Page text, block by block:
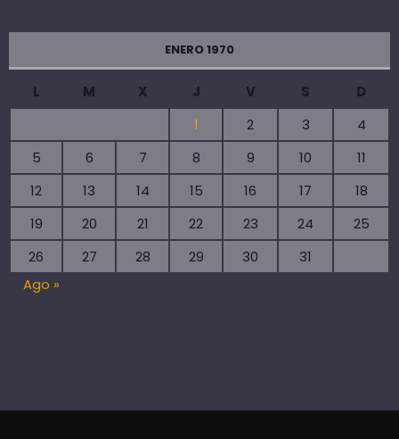
ENERO 1970
L M X J V S
D
1
2 3
4
5
6 7 8 9 10
11
12
13 14 15 16 17
18
19
20 21 22 23 24
25
26
27 28 29 30
31
Ago »